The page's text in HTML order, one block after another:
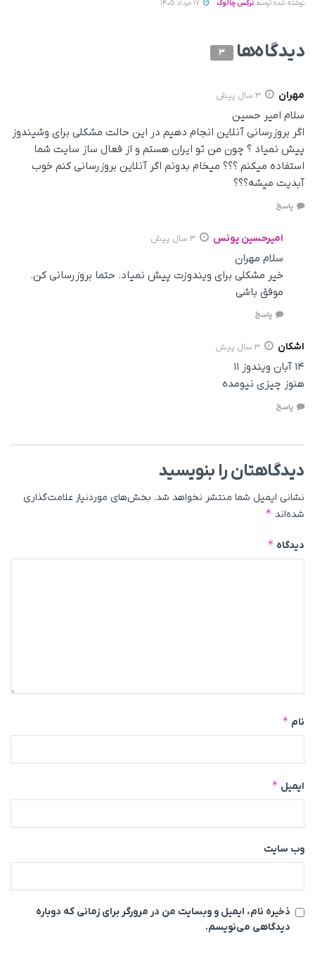
نوشته شده توسط نرگس چالوک
دیدگاه‌ها 3
مهران 3 سال پیش
سلام امیر حسین
اگر بروزرسانی آنلاین انجام دهیم در این حالت مشکلی برای وشیندوز
پیش نمیاد ؟ چون من تو ایران هستم و از فعال ساز سایت شما
استفاده میکنم ؟؟؟ میخام بدونم اگر آنلاین بروزرسانی کنم خوب
آبدیت میشه؟؟؟
پاسخ
امیرحسین یونس 3 سال پیش
سلام مهران
خیر مشکلی برای ویندوزت پیش نمیاد. حتما بروزرسانی کن.
موفق باشی
پاسخ
اشکان 3 سال پیش
۱۴ آبان ویندوز ۱۱
هنوز چیزی نیومده
پاسخ
دیدگاهتان را بنویسید
نشانی ایمیل شما منتشر نخواهد شد. بخش‌های موردنیاز علامت‌گذاری
شده‌اند *
دیدگاه *
نام *
ایمیل *
وب‌ سایت
ذخیره نام، ایمیل و وبسایت من در مرورگر برای زمانی که دوباره
دیدگاهی می‌نویسم.